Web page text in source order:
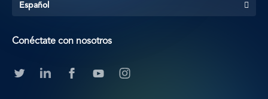
Español
Conéctate con nosotros